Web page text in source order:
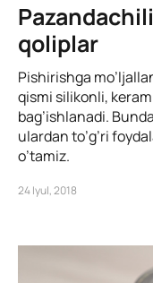
qoliplar
Pishirishga
qismi silikonli,
bag’ishlanadi.
ulardan to’g’ri
o’tamiz.
24 Iyul, 2018